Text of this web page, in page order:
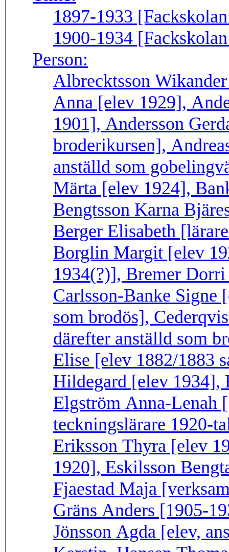
1897-1933
1900-1934
Person:
Albrecktsson
Anna [elev 1929],
1901], Andersson
broderikursen],
anställd som
Märta [elev 1924],
Bengtsson Karna
Berger Elisabeth
Borglin Margit [elev
1934(?)], Bremer
Carlsson-Banke Signe
som brodös],
därefter anställd som
Elise [elev 1882/1883
Hildegard [elev 1934],
Elgström Anna-Lenah
teckningslärare 1920-
Eriksson Thyra [elev
1920], Eskilsson
Fjaestad Maja
Gräns Anders [1905-
Jönsson Agda [elev,